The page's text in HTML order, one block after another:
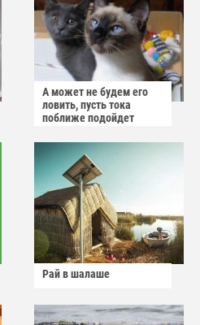
А может не будем его
ловить, пусть тока
поближе подойдет
Рай в шалаше